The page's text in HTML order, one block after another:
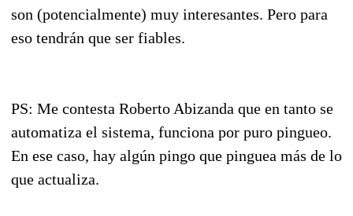
son (potencialmente) muy interesantes. Pero para
eso tendrán que ser fiables.
PS: Me contesta Roberto Abizanda que en tanto se
automatiza el sistema, funciona por puro pingueo.
En ese caso, hay algún pingo que pinguea más de lo
que actualiza.